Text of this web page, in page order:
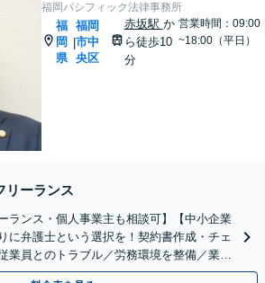
福岡パシフィック法律事務所
福
岡
県
|
福岡
市中
央区
赤坂駅 か
ら徒歩10
分
営業時間：09:00
~18:00（平日）
リーランス
ランス・個人事業主も相談可】【中小企業
に弁護士という選択を！契約書作成・チェ
業員とのトラブル／労務環境を整備／業界
す【休日・夜間面談可】